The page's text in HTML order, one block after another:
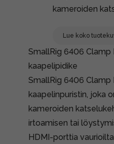
kameroiden
Lue koko
SmallRig 6406 Clamp
kaapelipidike
SmallRig 6406 Clamp
kaapelinpuristin, joka
kameroiden
irtoamisen tai
HDMI-porttia